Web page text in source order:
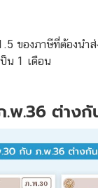
ของภาษีที่ต้องนำ
น 1 เดือน
.36 ต่างกั